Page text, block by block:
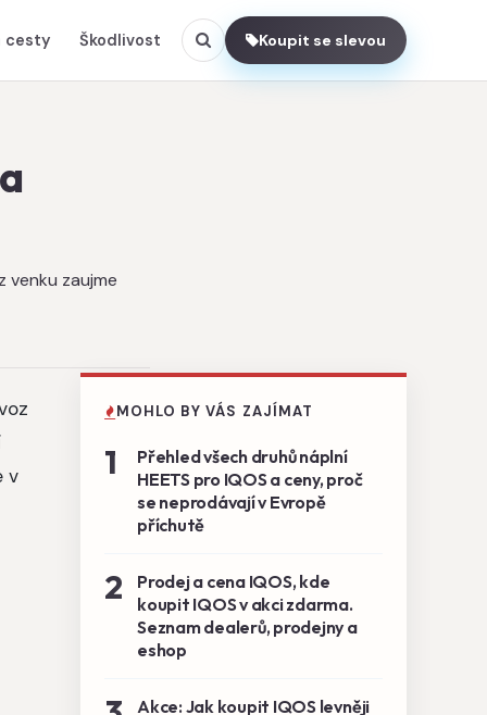
cesty Škodlivost Koupit se slevou
venku zaujme
v
MOHLO BY VÁS ZAJÍMAT
1
Přehled všech druhů náplní
HEETS pro IQOS a ceny, proč
se neprodávají v Evropě
příchutě
2
Prodej a cena IQOS, kde
koupit IQOS v akci zdarma.
Seznam dealerů, prodejny a
eshop
Akce: Jak koupit IQOS levněji